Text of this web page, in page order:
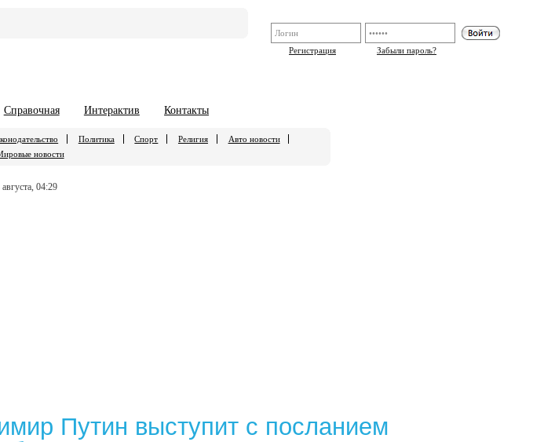
Регистрация
Забыли пароль?
Справочная Интерактив Контакты
Политика Спорт Религия
Авто новости
новости
04:29
Путин выступит с посланием